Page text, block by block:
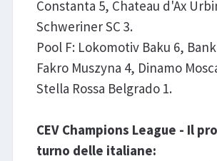
Constanta 5, Chateau d'Ax
Schweriner SC 3.
Pool F: Lokomotiv Baku 6, Bank
Fakro Muszyna 4, Dinamo
Stella Rossa Belgrado 1.
CEV Champions League - Il
turno delle italiane: